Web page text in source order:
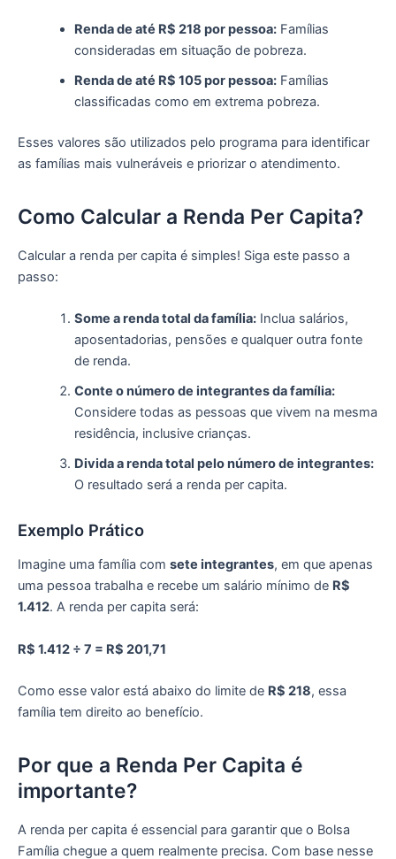
Renda de até R$ 218 por pessoa:Famílias
consideradas em situação de pobreza.
Renda de até R$ 105 por pessoa:Famílias
classificadas como em extrema pobreza.
Esses valores são utilizados pelo programa para identificar
as famílias mais vulneráveis e priorizar o atendimento.
Como Calcular a Renda Per Capita?
Calcular a renda per capita é simples! Siga este passo a
passo:
Some a renda total da família:Inclua salários,
aposentadorias, pensões e qualquer outra fonte
de renda.
Conte o número de integrantes da família:
Considere todas as pessoas que vivem na mesma
residência, inclusive crianças.
Divida a renda total pelo número de integrantes:
O resultado será a renda per capita.
Exemplo Prático
Imagine uma família com sete integrantes, em que apenas
uma pessoa trabalha e recebe um salário mínimo de R$
1.412. A renda per capita será:
R$ 1.412 ÷ 7 = R$ 201,71
Como esse valor está abaixo do limite de R$ 218, essa
família tem direito ao benefício.
Por que a Renda Per Capita é
importante?
A renda per capita é essencial para garantir que o Bolsa
Família chegue a quem realmente precisa. Com base nesse